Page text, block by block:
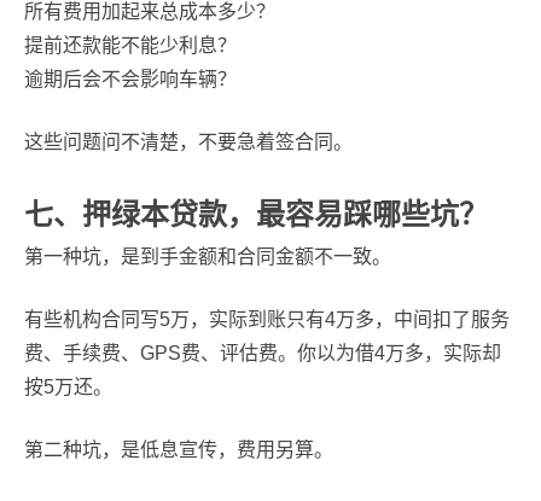
所有费用加起来总成本多少？
提前还款能不能少利息？
逾期后会不会影响车辆？
这些问题问不清楚，不要急着签合同。
七、押绿本贷款，最容易踩哪些坑？
第一种坑，是到手金额和合同金额不一致。
有些机构合同写5万，实际到账只有4万多，中间扣了服务
费、手续费、GPS费、评估费。你以为借4万多，实际却
按5万还。
第二种坑，是低息宣传，费用另算。